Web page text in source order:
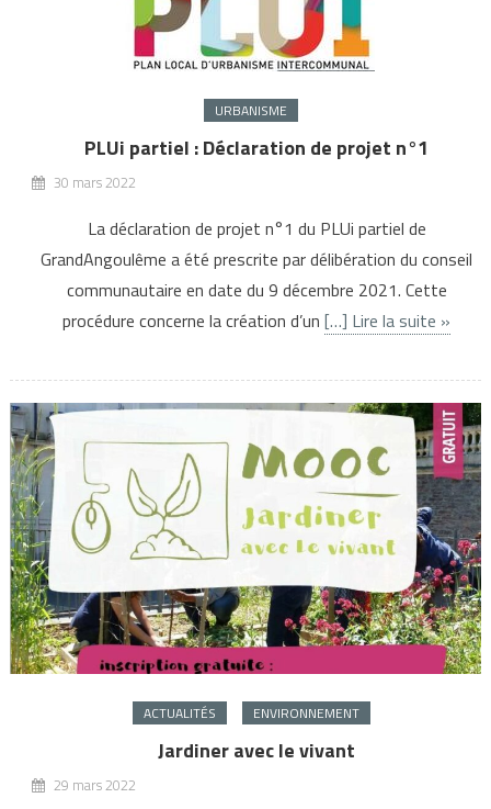
URBANISME
PLUi partiel : Déclaration de projet n°1
30 mars 2022
La déclaration de projet n°1 du PLUi partiel de
GrandAngoulême a été prescrite par délibération du conseil
communautaire en date du 9 décembre 2021. Cette
procédure concerne la création d’un […] Lire la suite »
ACTUALITÉS ENVIRONNEMENT
Jardiner avec le vivant
29 mars 2022